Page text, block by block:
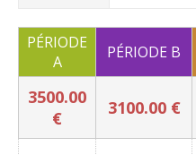
PÉRIODE
A
PÉRIODE B
3500.00
€
3100.00 €